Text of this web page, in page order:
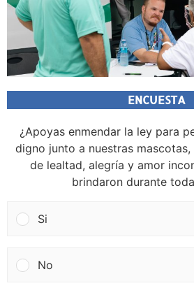
ENCUESTA
¿Apoyas enmendar la ley para
digno junto a nuestras
de lealtad, alegría y amor
brindaron durante
Si
No